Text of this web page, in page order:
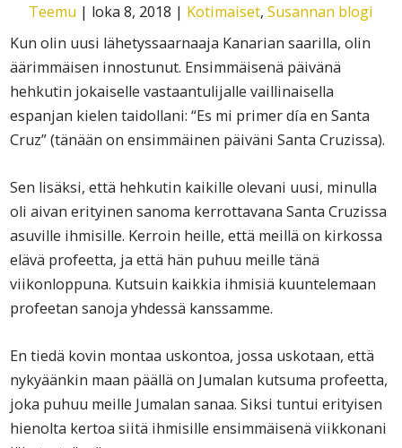
Teemu | loka 8, 2018 | Kotimaiset, Susannan blogi
Kun olin uusi lähetyssaarnaaja Kanarian saarilla, olin
äärimmäisen innostunut. Ensimmäisenä päivänä
hehkutin jokaiselle vastaantulijalle vaillinaisella
espanjan kielen taidollani: “Es mi primer día en Santa
Cruz” (tänään on ensimmäinen päiväni Santa Cruzissa).
Sen lisäksi, että hehkutin kaikille olevani uusi, minulla
oli aivan erityinen sanoma kerrottavana Santa Cruzissa
asuville ihmisille. Kerroin heille, että meillä on kirkossa
elävä profeetta, ja että hän puhuu meille tänä
viikonloppuna. Kutsuin kaikkia ihmisiä kuuntelemaan
profeetan sanoja yhdessä kanssamme.
En tiedä kovin montaa uskontoa, jossa uskotaan, että
nykyäänkin maan päällä on Jumalan kutsuma profeetta,
joka puhuu meille Jumalan sanaa. Siksi tuntui erityisen
hienolta kertoa siitä ihmisille ensimmäisenä viikkonani